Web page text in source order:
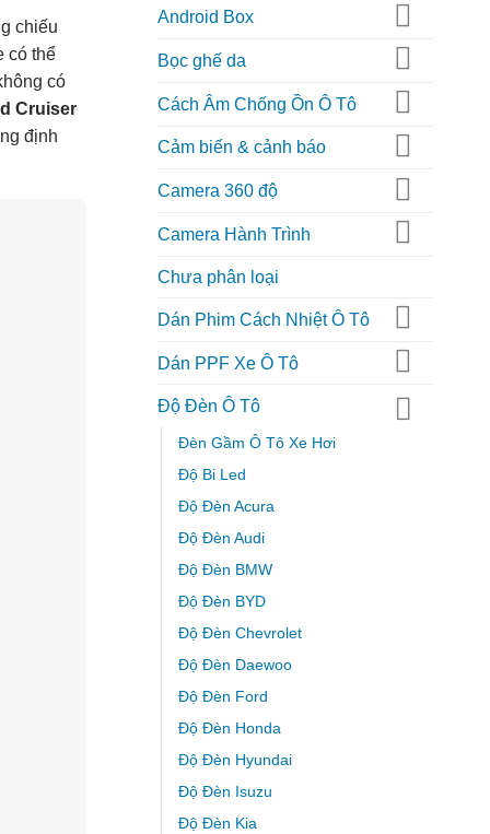
chiếu
có thể
có
Cruiser
định
Android Box
Bọc ghế da
Cách Âm Chống Ồn Ô Tô
Cảm biến & cảnh báo
Camera 360 độ
Camera Hành Trình
Chưa phân loại
Dán Phim Cách Nhiệt Ô Tô
Dán PPF Xe Ô Tô
Độ Đèn Ô Tô
Đèn Gầm Ô Tô Xe Hơi
Độ Bi Led
Độ Đèn Acura
Độ Đèn Audi
Độ Đèn BMW
Độ Đèn BYD
Độ Đèn Chevrolet
Độ Đèn Daewoo
Độ Đèn Ford
Độ Đèn Honda
Độ Đèn Hyundai
Độ Đèn Isuzu
Độ Đèn Kia